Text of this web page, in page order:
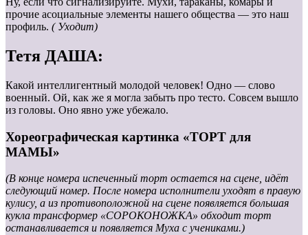
прочие асоциальные элементы нашего общества — это наш
профиль. ( Уходит)
Тетя ДАША:
Какой интеллигентный молодой человек! Одно — слово
военный. Ой, как же я могла забыть про тесто. Совсем вышло
из головы. Оно явно уже убежало.
Хореографическая картинка «ТОРТ для
МАМЫ»
(В конце номера испеченный торт остается на сцене, идёт
следующий номер. После номера исполнители уходят в правую
кулису, а из противоположной на сцене появляется большая
кукла трансформер «СОРОКОНОЖКА» обходит торт
останавливается и появляется Муха с учениками.)